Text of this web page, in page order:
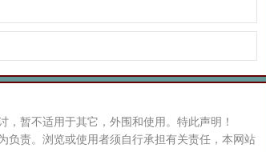
暂不适用于其它，外围和使用。特此声明！
负责。浏览或使用者须自行承担有关责任，本网站